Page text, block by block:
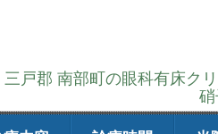
三戸郡 南部町の眼科有床ク
硝